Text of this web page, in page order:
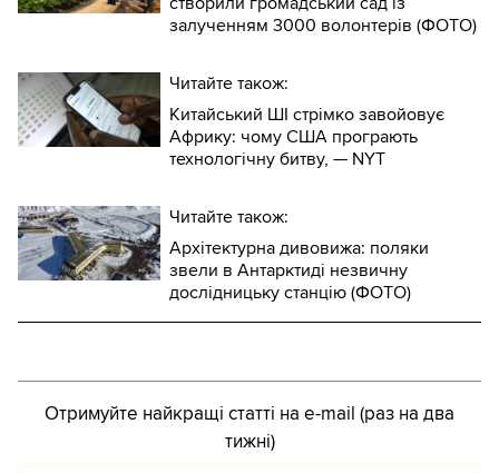
залученням 3000 волонтерів (ФОТО)
Читайте також:
Китайський ШІ стрімко завойовує
Африку: чому США програють
технологічну битву, — NYT
Читайте також:
Архітектурна дивовижа: поляки
звели в Антарктиді незвичну
дослідницьку станцію (ФОТО)
Отримуйте найкращі статті на e-mail (раз на два
тижні)